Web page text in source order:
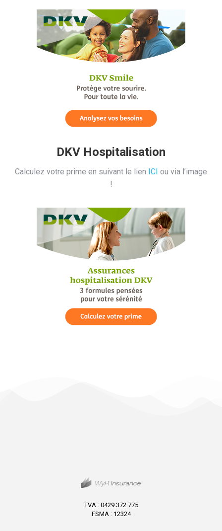
DKV Hospitalisation
Calculez votre prime en suivant le lien ICI ou via l’image
!
TVA : 0429.372.775
FSMA : 12324